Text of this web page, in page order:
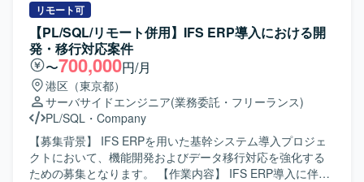
クトに参画することで、AWS基盤構築やシステム移行に関
する実践的な知見を幅広く獲得していただけます。設計修
正からプログラム改修、テスト、移行対応まで一連の工程
に関わることで、上流から下流までの経験を積むことがで
き、リードSEやクラウドエンジニアとしてのスキルアップ
につながるポジションです。 【開発環境】 オンプレミス環
境からAWS環境への移行を前提とした構成となっており、
対象言語としてはwsf、vbs、ps1、php、asp、js、json、
py、sql、jspなどのスクリプト言語やWeb関連技術を扱いま
す。インフラ面ではAWSサービスを用いた基盤構築を行
い、WindowsServer環境やネットワーク、セキュリティに
定、移行設計、移行実行を行っていただきます。既存オン
プレミス環境のサーバー群の情報を収集・分析し、新環境
の構成を検討したうえで、移行に伴うプログラム改修、テ
スト、実装を担当していただきます。また、移行手順書や
設計書などの各種ドキュメントを作成し、プロジェクト全
体を見渡しながらタスクを整理・推進していただきます。
【求める人物像】 自律的に業務を推進し、プロジェクト全
体を自分ごととして捉えながら行動できる方を求めており
ます。既存システムの情報を丁寧に整理・分析し、抜け漏
れを自ら発見して改善提案ができる方、チームメンバーと
協力しながら責任感を持ってタスクを完遂できる方が望ま
リモート可
【PL/SQL/リモート併用】IFS ERP導入における開
発・移行対応案件
〜700,000円/月
港区（東京都）
サーバサイドエンジニア(業務委託・フリーランス)
PL/SQL ・ Company
【募集背景】 IFS ERPを用いた基幹システム導入プロジェ
クトにおいて、機能開発およびデータ移行対応を強化する
ための募集となります。 【作業内容】 IFS ERP導入に伴う